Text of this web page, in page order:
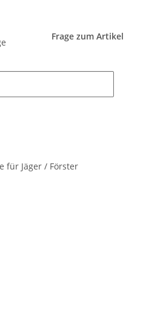
Frage zum Artikel
für Jäger / Förster